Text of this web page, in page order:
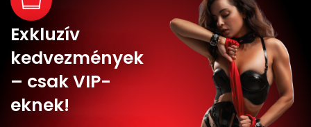
Exkluzív
kedvezmények
– csak VIP-
eknek!